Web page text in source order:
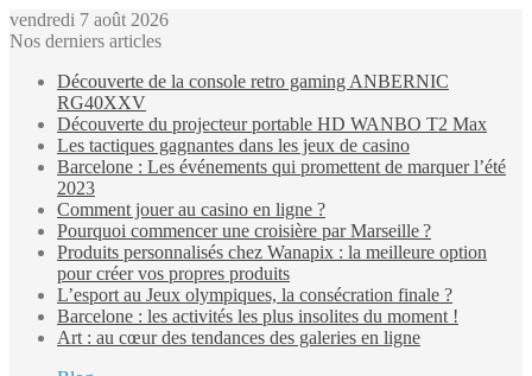
vendredi 7 août 2026
Nos derniers articles
Découverte de la console retro gaming ANBERNIC
RG40XXV
Découverte du projecteur portable HD WANBO T2 Max
Les tactiques gagnantes dans les jeux de casino
Barcelone : Les événements qui promettent de marquer l’été
2023
Comment jouer au casino en ligne ?
Pourquoi commencer une croisière par Marseille ?
Produits personnalisés chez Wanapix : la meilleure option
pour créer vos propres produits
L’esport au Jeux olympiques, la consécration finale ?
Barcelone : les activités les plus insolites du moment !
Art : au cœur des tendances des galeries en ligne